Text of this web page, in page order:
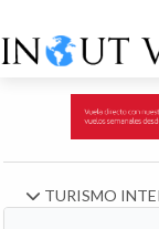
TURISMO